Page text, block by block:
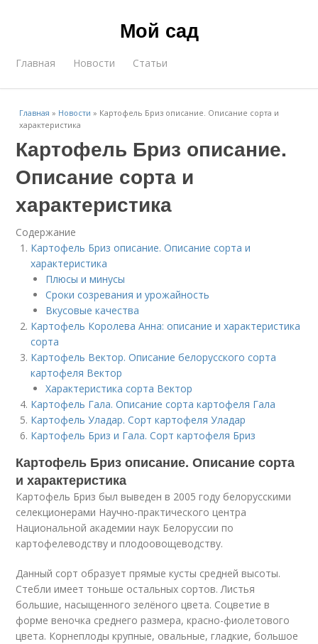
Мой сад
Главная Новости Статьи
Главная » Новости » Картофель Бриз описание. Описание сорта и
характеристика
Картофель Бриз описание.
Описание сорта и
характеристика
Содержание
Картофель Бриз описание. Описание сорта и
характеристика
Плюсы и минусы
Сроки созревания и урожайность
Вкусовые качества
Картофель Королева Анна: описание и характеристика
сорта
Картофель Вектор. Описание белорусского сорта
картофеля Вектор
Характеристика сорта Вектор
Картофель Гала. Описание сорта картофеля Гала
Картофель Уладар. Сорт картофеля Уладар
Картофель Бриз и Гала. Сорт картофеля Бриз
Картофель Бриз описание. Описание сорта
и характеристика
Картофель Бриз был выведен в 2005 году белорусскими
селекционерами Научно-практического центра
Национальной академии наук Белоруссии по
картофелеводству и плодоовощеводству.
Данный сорт образует прямые кусты средней высоты.
Стебли имеет тоньше остальных сортов. Листья
большие, насыщенного зелёного цвета. Соцветие в
форме веночка среднего размера, красно-фиолетового
цвета. Корнеплоды крупные, овальные, гладкие, большое